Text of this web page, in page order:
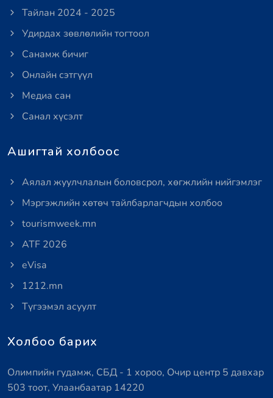
Тайлан 2024 - 2025
Удирдах зөвлөлийн тогтоол
Санамж бичиг
Онлайн сэтгүүл
Медиа сан
Санал хүсэлт
Ашигтай холбоос
Аялал жуулчлалын боловсрол, хөгжлийн нийгэмлэг
Мэргэжлийн хөтөч тайлбарлагчдын холбоо
tourismweek.mn
ATF 2026
eVisa
1212.mn
Түгээмэл асуулт
Холбоо барих
Олимпийн гудамж, СБД - 1 хороо, Очир центр 5 давхар
503 тоот, Улаанбаатар 14220